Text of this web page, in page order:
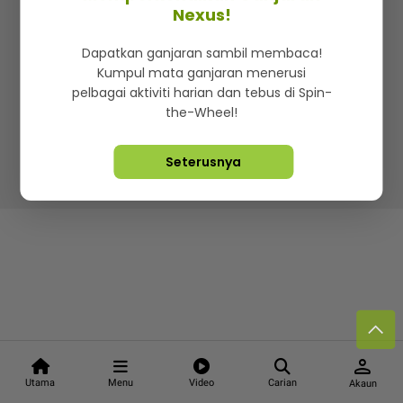
Utama Menu Video Carian
person
Akaun
Iklan di SMG360
Terma & Syarat Dasar Privasi
Lebih hot, viral dan sensasi
Hakcipta Terpelihara ©2026. Star Media Group Berhad
Nexus!
Dapatkan ganjaran sambil membaca!
Kumpul mata ganjaran menerusi
pelbagai aktiviti harian dan tebus di Spin-
the-Wheel!
Seterusnya